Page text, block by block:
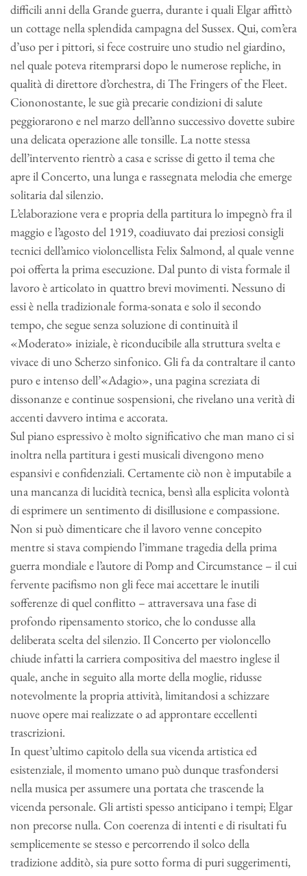
difficili anni della Grande guerra, durante i quali Elgar affittò
un cottage nella splendida campagna del Sussex. Qui, com’era
d’uso per i pittori, si fece costruire uno studio nel giardino,
nel quale poteva ritemprarsi dopo le numerose repliche, in
qualità di direttore d’orchestra, di The Fringers of the Fleet.
Ciononostante, le sue già precarie condizioni di salute
peggiorarono e nel marzo dell’anno successivo dovette subire
una delicata operazione alle tonsille. La notte stessa
dell’intervento rientrò a casa e scrisse di getto il tema che
apre il Concerto, una lunga e rassegnata melodia che emerge
solitaria dal silenzio.
L’elaborazione vera e propria della partitura lo impegnò fra il
maggio e l’agosto del 1919, coadiuvato dai preziosi consigli
tecnici dell’amico violoncellista Felix Salmond, al quale venne
poi offerta la prima esecuzione. Dal punto di vista formale il
lavoro è articolato in quattro brevi movimenti. Nessuno di
essi è nella tradizionale forma-sonata e solo il secondo
tempo, che segue senza soluzione di continuità il
«Moderato» iniziale, è riconducibile alla struttura svelta e
vivace di uno Scherzo sinfonico. Gli fa da contraltare il canto
puro e intenso dell’«Adagio», una pagina screziata di
dissonanze e continue sospensioni, che rivelano una verità di
accenti davvero intima e accorata.
Sul piano espressivo è molto significativo che man mano ci si
inoltra nella partitura i gesti musicali divengono meno
espansivi e confidenziali. Certamente ciò non è imputabile a
una mancanza di lucidità tecnica, bensì alla esplicita volontà
di esprimere un sentimento di disillusione e compassione.
Non si può dimenticare che il lavoro venne concepito
mentre si stava compiendo l’immane tragedia della prima
guerra mondiale e l’autore di Pomp and Circumstance – il cui
fervente pacifismo non gli fece mai accettare le inutili
sofferenze di quel conflitto – attraversava una fase di
profondo ripensamento storico, che lo condusse alla
deliberata scelta del silenzio. Il Concerto per violoncello
chiude infatti la carriera compositiva del maestro inglese il
quale, anche in seguito alla morte della moglie, ridusse
notevolmente la propria attività, limitandosi a schizzare
nuove opere mai realizzate o ad approntare eccellenti
trascrizioni.
In quest’ultimo capitolo della sua vicenda artistica ed
esistenziale, il momento umano può dunque trasfondersi
nella musica per assumere una portata che trascende la
vicenda personale. Gli artisti spesso anticipano i tempi; Elgar
non precorse nulla. Con coerenza di intenti e di risultati fu
semplicemente se stesso e percorrendo il solco della
tradizione additò, sia pure sotto forma di puri suggerimenti,